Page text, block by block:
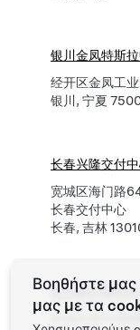
银川金凤特斯
经开区金凤工
银川, 宁夏
长春兴隆交付
宽城区海门路
长春交付中心
长春, 吉林
长沙青竹湖交
开福区青竹湖
Βοηθήστε μας
μας με τα